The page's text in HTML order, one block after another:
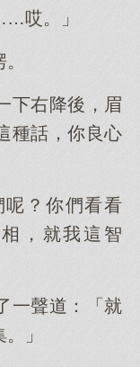
哎。」
下右降後，眉
種話，你良心
呢？你們看看
，就我這智
一聲道：「就
」